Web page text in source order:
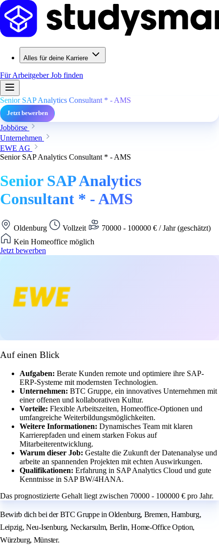
Alles für deine Karriere
Für ArbeitgeberJob finden
Senior SAP Analytics Consultant * - AMS
Jetzt bewerben
Jobbörse
Unternehmen
EWE AG
Senior SAP Analytics Consultant * - AMS
Senior SAP Analytics
Consultant * - AMS
Oldenburg Vollzeit
70000 - 100000 € / Jahr (geschätzt)
Kein Homeoffice möglich
Jetzt bewerben
Auf einen Blick
Aufgaben: Berate Kunden remote und optimiere ihre SAP-
ERP-Systeme mit modernsten Technologien.
Unternehmen: BTC Gruppe, ein innovatives Unternehmen mit
einer offenen und kollaborativen Kultur.
Vorteile: Flexible Arbeitszeiten, Homeoffice-Optionen und
umfangreiche Weiterbildungsmöglichkeiten.
Weitere Informationen: Dynamisches Team mit klaren
Karrierepfaden und einem starken Fokus auf
Mitarbeiterentwicklung.
Warum dieser Job: Gestalte die Zukunft der Datenanalyse und
arbeite an spannenden Projekten mit echten Auswirkungen.
Qualifikationen: Erfahrung in SAP Analytics Cloud und gute
Kenntnisse in SAP BW/4HANA.
Das prognostizierte Gehalt liegt zwischen 70000 - 100000 € pro Jahr.
Bewirb dich bei der BTC Gruppe in Oldenburg, Bremen, Hamburg,
Leipzig, Neu-Isenburg, Neckarsulm, Berlin, Home-Office Option,
Würzburg, Münster.